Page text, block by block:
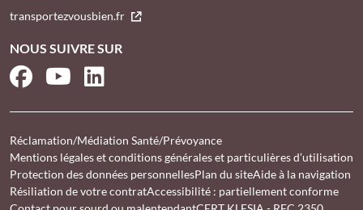
transportezvousbien.fr
NOUS SUIVRE SUR
Facebook YouTube
Réclamation/Médiation Santé/Prévoyance
Mentions légales et conditions générales et particulières d’utilisation
Protection des données personnellesPlan du siteAide à la navigation
Résiliation de votre contratAccessibilité : partiellement conforme